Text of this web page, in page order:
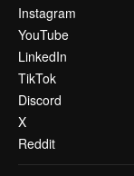
Instagram
YouTube
LinkedIn
TikTok
Discord
X
Reddit